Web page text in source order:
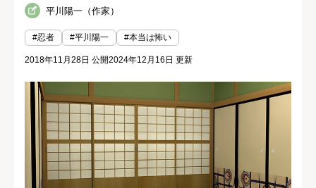
平川陽一（作家）
#忍者 #平川陽一 #本当は怖い
2018年11月28日 公開2024年12月16日 更新